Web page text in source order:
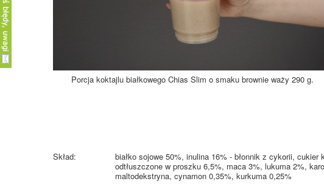
Porcja koktajlu białkowego Chias Slim o smaku brownie waży 290 g.
Skład:
białko sojowe 50%, inulina 16% - błonnik z cykorii,
odtłuszczone w proszku 6,5%, maca 3%, lukuma 2%,
maltodekstryna, cynamon 0,35%, kurkuma 0,25%